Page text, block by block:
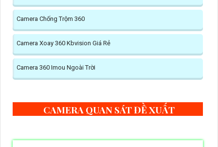
Camera Chống Trộm 360
Camera Xoay 360 Kbvision Giá Rẻ
Camera 360 Imou Ngoài Trời
CAMERA QUAN SÁT ĐỀ XUẤT